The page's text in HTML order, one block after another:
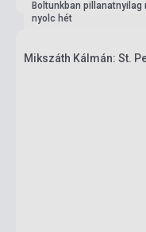
Boltunkban
nyolc hét
Mikszáth Kálmán: St.